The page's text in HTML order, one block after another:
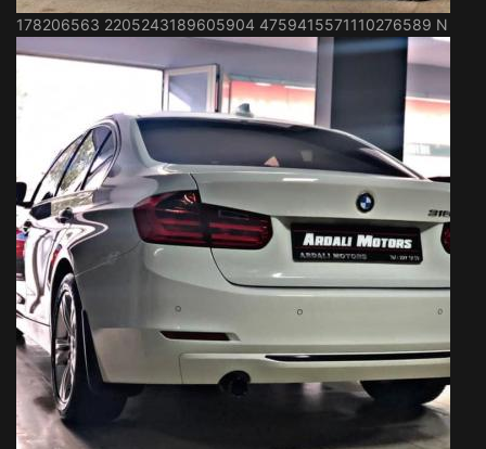
178206563 2205243189605904 4759415571110276589 N